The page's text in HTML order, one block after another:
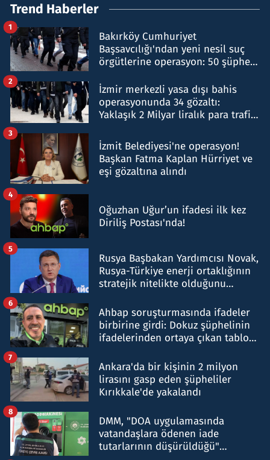
Trend Haberler
Bakırköy Cumhuriyet
Başsavcılığı'ndan yeni nesil suç
örgütlerine operasyon: 50 şüpheli
1
İzmir merkezli yasa dışı bahis
operasyonunda 34 gözaltı:
Yaklaşık 2 Milyar liralık para trafiği
2
İzmit Belediyesi'ne operasyon!
Başkan Fatma Kaplan Hürriyet ve
eşi gözaltına alındı
3
Oğuzhan Uğur’un ifadesi ilk kez
Diriliş Postası'nda!
4
Rusya Başbakan Yardımcısı Novak,
Rusya-Türkiye enerji ortaklığının
stratejik nitelikte olduğunu
5
Ahbap soruşturmasında ifadeler
birbirine girdi: Dokuz şüphelinin
ifadelerinden ortaya çıkan tablo
6
Ankara'da bir kişinin 2 milyon
lirasını gasp eden şüpheliler
Kırıkkale'de yakalandı
7
DMM, "DOA uygulamasında
vatandaşlara ödenen iade
tutarlarının düşürüldüğü"
8